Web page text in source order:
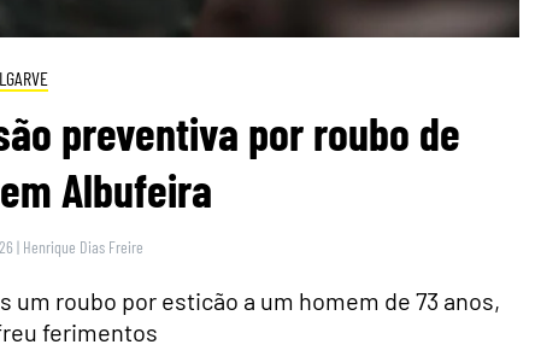
preventiva por roubo de
Albufeira
| Henrique Dias Freire
um roubo por esticão a um homem de 73 anos,
ferimentos